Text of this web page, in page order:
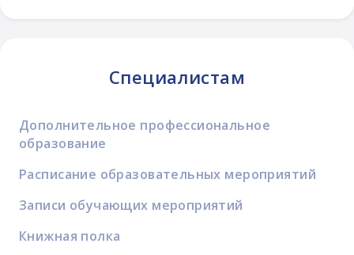
Специалистам
Дополнительное профессиональное
образование
Расписание образовательных мероприятий
Записи обучающих мероприятий
Книжная полка